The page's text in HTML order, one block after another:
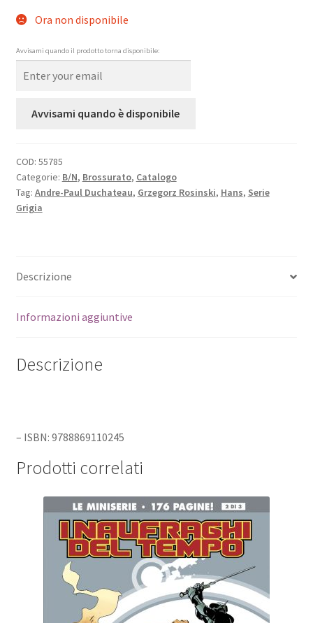
Ora non disponibile
Avvisami quando il prodotto torna disponibile:
Avvisami quando è disponibile
COD: 55785
Categorie: B/N, Brossurato, Catalogo
Tag: Andre-Paul Duchateau, Grzegorz Rosinski, Hans, Serie
Grigia
Descrizione
Informazioni aggiuntive
Descrizione
– ISBN: 9788869110245
Prodotti correlati